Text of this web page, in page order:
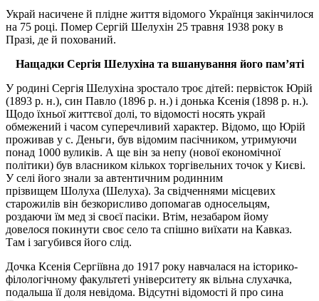
Украй насичене й плідне життя відомого Українця закінчилося
на 75 році. Помер Сергій Шелухін 25 травня 1938 року в
Празі, де й похований.
Нащадки Сергія Шелухіна та вшанування його пам’яті
У родині Сергія Шелухіна зростало троє дітей: первісток Юрій
(1893 р. н.), син Павло (1896 р. н.) і донька Ксенія (1898 р. н.).
Щодо їхньої життєвої долі, то відомості носять украй
обмежений і часом суперечливий характер. Відомо, що Юрій
проживав у с. Деньги, був відомим пасічником, утримуючи
понад 1000 вуликів. А ще він за непу (нової економічної
політики) був власником кількох торгівельних точок у Києві.
У селі його знали за автентичним родинним
прізвищем Шолуха (Шелуха). За свідченнями місцевих
старожилів він безкорисливо допомагав односельцям,
роздаючи їм мед зі своєї пасіки. Втім, незабаром йому
довелося покинути своє село та спішно виїхати на Кавказ.
Там і загубився його слід.
Дочка Ксенія Сергіївна до 1917 року навчалася на історико-
філологічному факультеті університету як вільна слухачка,
подальша її доля невідома. Відсутні відомості й про сина